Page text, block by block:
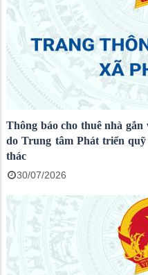
Thông báo cho thuê nhà
do Trung tâm Phát triển
thác
30/07/2026